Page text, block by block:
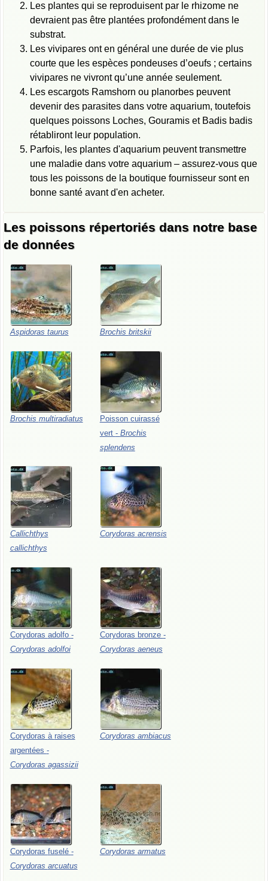
Les plantes qui se reproduisent par le rhizome ne
devraient pas être plantées profondément dans le
substrat.
Les vivipares ont en général une durée de vie plus
courte que les espèces pondeuses d’oeufs ; certains
vivipares ne vivront qu’une année seulement.
Les escargots Ramshorn ou planorbes peuvent
devenir des parasites dans votre aquarium, toutefois
quelques poissons Loches, Gouramis et Badis badis
rétabliront leur population.
Parfois, les plantes d'aquarium peuvent transmettre
une maladie dans votre aquarium – assurez-vous que
tous les poissons de la boutique fournisseur sont en
bonne santé avant d'en acheter.
Les poissons répertoriés dans notre base
de données
Aspidoras taurus Brochis britskii
Brochis multiradiatus Poisson cuirassé
vert - Brochis
splendens
Callichthys
callichthys
Corydoras acrensis
Corydoras adolfo -
Corydoras adolfoi
Corydoras bronze -
Corydoras aeneus
Corydoras à raises
argentées -
Corydoras agassizii
Corydoras ambiacus
Corydoras fuselé -
Corydoras arcuatus
Corydoras armatus